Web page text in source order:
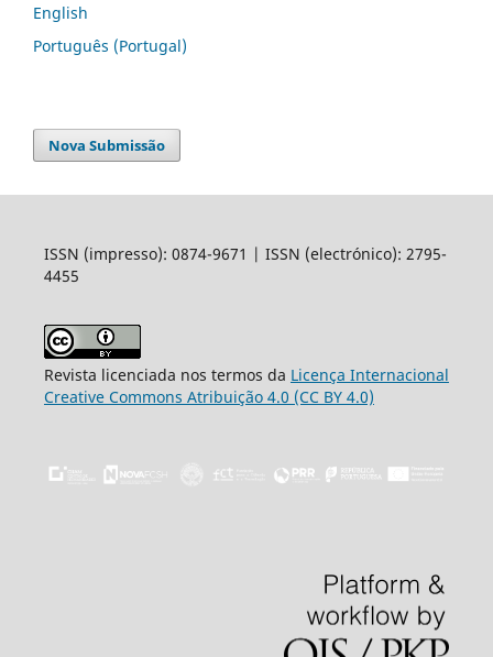
English
Português (Portugal)
Nova Submissão
ISSN (impresso): 0874-9671 | ISSN (electrónico): 2795-
4455
Revista licenciada nos termos da Licença Internacional
Creative Commons Atribuição 4.0 (CC BY 4.0)